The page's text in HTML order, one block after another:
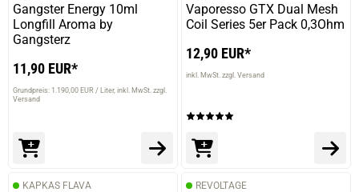
Gangster Energy 10ml
Longfill Aroma by
Gangsterz
11,90 EUR*
Grundpreis: 1.190,00 EUR / Liter inkl. MwSt. zzgl.
Versand
Vaporesso GTX Dual Mesh
Coil Series 5er Pack 0,3Ohm
12,90 EUR*
inkl. MwSt. zzgl. Versand
KAPKAS FLAVA REVOLTAGE